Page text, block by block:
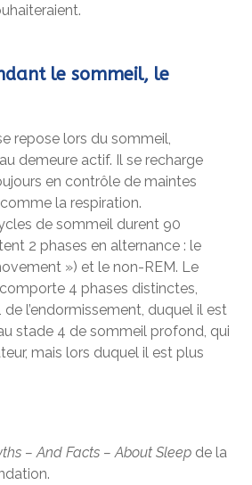
le sommeil, le
repose lors du sommeil,
demeure actif. Il se recharge
en contrôle de maintes
la respiration.
de sommeil durent 90
2 phases en alternance : le
») et le non-REM. Le
4 phases distinctes,
l’endormissement, duquel il est
stade 4 de sommeil profond, qui
mais lors duquel il est plus
– And Facts – About Sleep de la